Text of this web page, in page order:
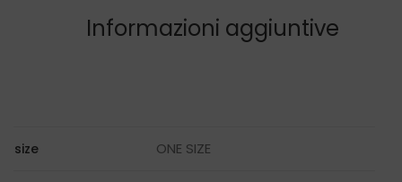
Informazioni aggiuntive
size ONE SIZE